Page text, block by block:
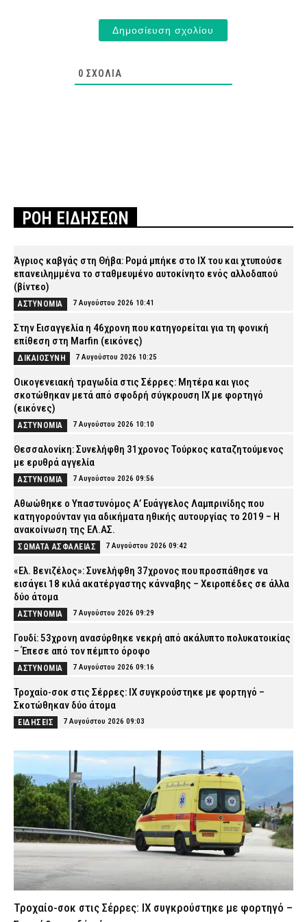
0 ΣΧΌΛΙΑ
ΡΟΗ ΕΙΔΗΣΕΩΝ
Άγριος καβγάς στη Θήβα: Ρομά μπήκε στο ΙΧ του και χτυπούσε
επανειλημμένα το σταθμευμένο αυτοκίνητο ενός αλλοδαπού
(βίντεο)
ΑΣΤΥΝΟΜΙΑ 7 Αυγούστου 2026 10:41
Στην Εισαγγελία η 46χρονη που κατηγορείται για τη φονική
επίθεση στη Marfin (εικόνες)
ΔΙΚΑΙΟΣΥΝΗ 7 Αυγούστου 2026 10:25
Οικογενειακή τραγωδία στις Σέρρες: Μητέρα και γιος
σκοτώθηκαν μετά από σφοδρή σύγκρουση ΙΧ με φορτηγό
(εικόνες)
ΑΣΤΥΝΟΜΙΑ 7 Αυγούστου 2026 10:10
Θεσσαλονίκη: Συνελήφθη 31χρονος Τούρκος καταζητούμενος
με ερυθρά αγγελία
ΑΣΤΥΝΟΜΙΑ 7 Αυγούστου 2026 09:56
Αθωώθηκε ο Υπαστυνόμος Α’ Ευάγγελος Λαμπρινίδης που
κατηγορούνταν για αδικήματα ηθικής αυτουργίας το 2019 – Η
ανακοίνωση της ΕΛ.ΑΣ.
ΣΩΜΑΤΑ ΑΣΦΑΛΕΙΑΣ 7 Αυγούστου 2026 09:42
«Ελ. Βενιζέλος»: Συνελήφθη 37χρονος που προσπάθησε να
εισάγει 18 κιλά ακατέργαστης κάνναβης – Χειροπέδες σε άλλα
δύο άτομα
ΑΣΤΥΝΟΜΙΑ 7 Αυγούστου 2026 09:29
Γουδί: 53χρονη ανασύρθηκε νεκρή από ακάλυπτο πολυκατοικίας
– Έπεσε από τον πέμπτο όροφο
ΑΣΤΥΝΟΜΙΑ 7 Αυγούστου 2026 09:16
Τροχαίο-σοκ στις Σέρρες: ΙΧ συγκρούστηκε με φορτηγό –
Σκοτώθηκαν δύο άτομα
ΕΙΔΗΣΕΙΣ 7 Αυγούστου 2026 09:03
του πατέρα του σε καταψύκτη
ΔΙΚΑΙΟΣΥΝΗ 7 Αυγούστου 2026 08:52
Κίνηση τώρα: Μεγάλες καθυστερήσεις γύρω από το λιμάνι του
Πειραιά (χάρτης)
ΕΙΔΗΣΕΙΣ 7 Αυγούστου 2026 08:37
Πυροσβέστες: «Άμεση άρση της αναστολής των αδειών και
πλήρη αποζημίωση των συναδέλφων που υπέστησαν οικονομική
ζημία»
Τροχαίο-σοκ στις Σέρρες: ΙΧ συγκρούστηκε με φορτηγό –